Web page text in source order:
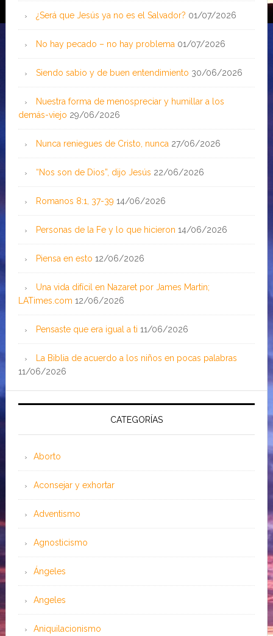
¿Será que Jesús ya no es el Salvador? 01/07/2026
No hay pecado – no hay problema 01/07/2026
Siendo sabio y de buen entendimiento 30/06/2026
Nuestra forma de menospreciar y humillar a los
demás-viejo 29/06/2026
Nunca reniegues de Cristo, nunca 27/06/2026
“Nos son de Dios”, dijo Jesús 22/06/2026
Romanos 8:1, 37-39 14/06/2026
Personas de la Fe y lo que hicieron 14/06/2026
Piensa en esto 12/06/2026
Una vida difícil en Nazaret por James Martin;
LATimes.com 12/06/2026
Pensaste que era igual a ti 11/06/2026
La Biblia de acuerdo a los niños en pocas palabras
11/06/2026
CATEGORÍAS
Aborto
Aconsejar y exhortar
Adventismo
Agnosticismo
Ángeles
Angeles
Aniquilacionismo